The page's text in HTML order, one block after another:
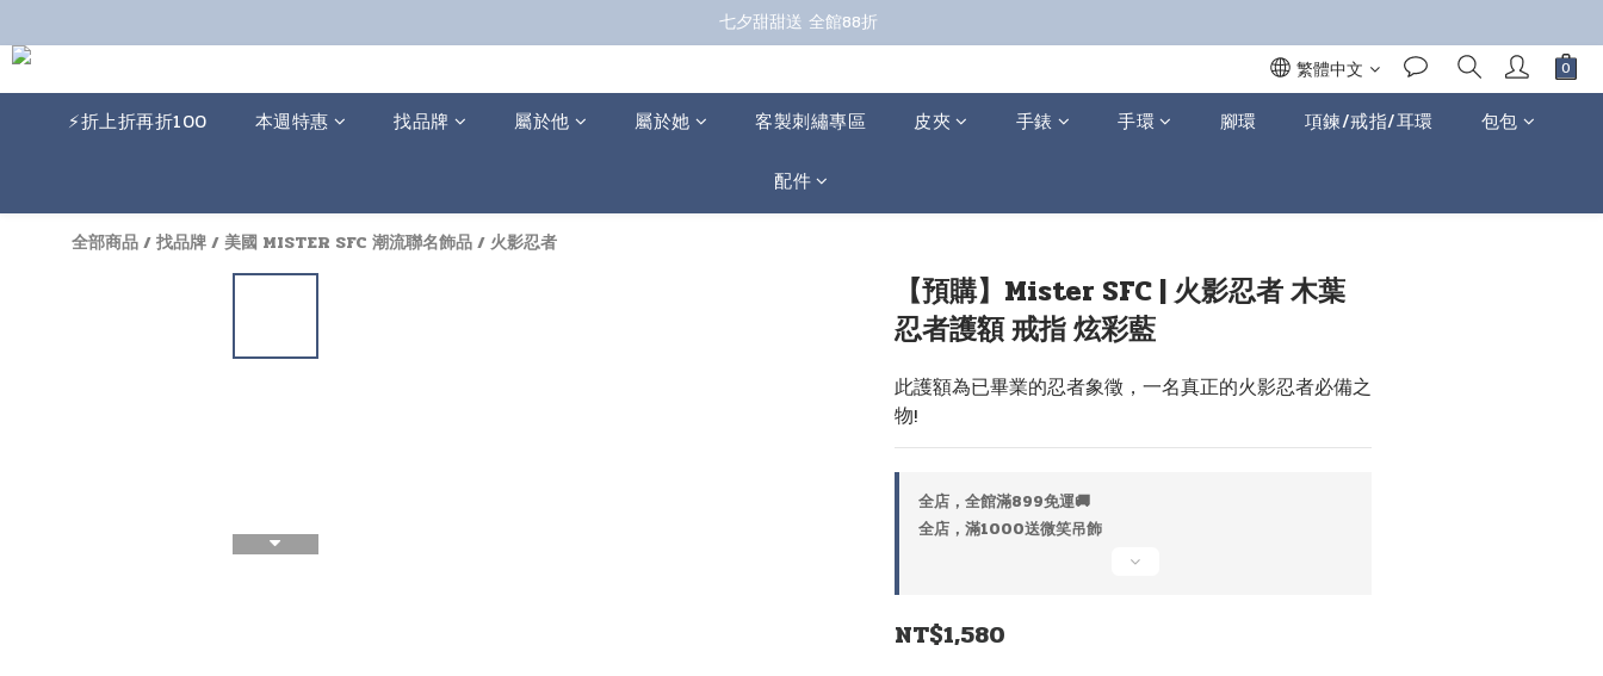
七夕甜甜送 全館88折
七夕甜甜送 全館88折
七夕甜甜送 全館88折
繁體中文
⚡️折上折再折100 本週特惠 找品牌 屬於他 屬於她 客製刺繡專區 皮夾 手錶 手環 腳環 項鍊/戒指/耳環 包包
配件
全部商品/找品牌/美國 MISTER SFC 潮流聯名飾品/火影忍者
【預購】Mister SFC | 火影忍者 木葉
忍者護額 戒指 炫彩藍
此護額為已畢業的忍者象徵，一名真正的火影忍者必備之
物!
全店，全館滿899免運🚚
全店，滿1000送微笑吊飾
NT$1,580